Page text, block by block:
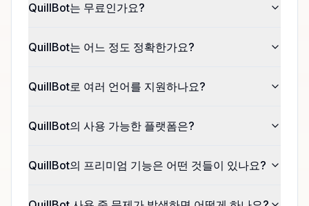
QuillBot는 무료인가요?
QuillBot는 어느 정도 정확한가요?
QuillBot로 여러 언어를 지원하나요?
QuillBot의 사용 가능한 플랫폼은?
QuillBot의 프리미엄 기능은 어떤 것들이 있나요?